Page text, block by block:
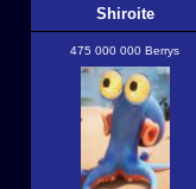
Shiroite
475 000 000 Berrys